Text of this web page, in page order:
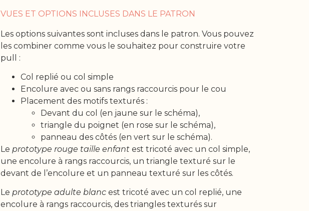
VUES ET OPTIONS INCLUSES DANS LE PATRON
Les options suivantes sont incluses dans le patron. Vous pouvez
les combiner comme vous le souhaitez pour construire votre
pull :
Col replié ou col simple
Encolure avec ou sans rangs raccourcis pour le cou
Placement des motifs texturés :
Devant du col (en jaune sur le schéma),
triangle du poignet (en rose sur le schéma),
panneau des côtés (en vert sur le schéma).
Leprototype rouge taille enfant est tricoté avec un col simple,
une encolure à rangs raccourcis, un triangle texturé sur le
devant de l’encolure et un panneau texturé sur les côtés.
Leprototype adulte blanc est tricoté avec un col replié, une
encolure à rangs raccourcis, des triangles texturés sur